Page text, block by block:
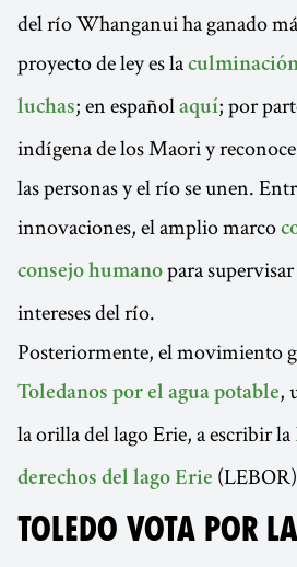
del río Whanganui ha ganado
proyecto de ley es la
luchas; en español aquí; por
indígena de los Maori y
las personas y el río se unen.
innovaciones, el amplio marco
consejo humano para
intereses del río.
Posteriormente, el movimiento
Toledanos por el agua potable,
la orilla del lago Erie, a escribir la
derechos del lago Erie
TOLEDO VOTA POR LA